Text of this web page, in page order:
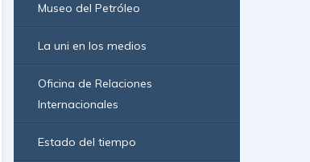
Museo del Petróleo
La uni en los medios
Oficina de Relaciones
Internacionales
Estado del tiempo